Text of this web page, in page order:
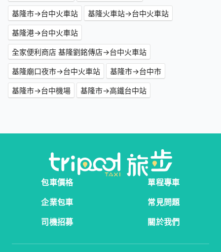
基隆市→台中火車站
基隆火車站→台中火車站
基隆港→台中火車站
全家便利商店 基隆劉銘傳店→台中火車站
基隆廟口夜市→台中火車站
基隆市→台中市
基隆市→台中機場
基隆市→高鐵台中站
包車價格
單程專車
企業包車
常見問題
司機招募
關於我們